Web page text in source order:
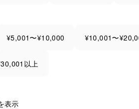
¥5,001〜¥10,000 ¥10,001〜
以上
表示